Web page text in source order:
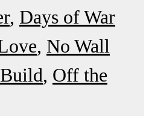
Days of War
No Wall
Off the